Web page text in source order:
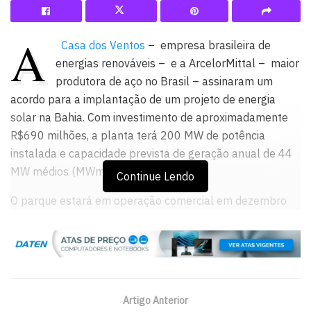
A Casa dos Ventos – empresa brasileira de
energias renováveis – e a ArcelorMittal – maior
produtora de aço no Brasil – assinaram um
acordo para a implantação de um projeto de energia
solar na Bahia. Com investimento de aproximadamente
R$690 milhões, a planta terá 200 MW de potência
instalada e capacidade prevista de geração anual de 44
MW médios (MWm).
O parque estará em operação comercial em dezembro
Complexo Eólico Babilônia Centro, ainda em construção,
nos municípios de Morro do Chapéu e Várzea Nova.
Casa dos Ventos e a ArcelorMittal. O contrato, no valor
Continue Lendo
Artigo Anterior